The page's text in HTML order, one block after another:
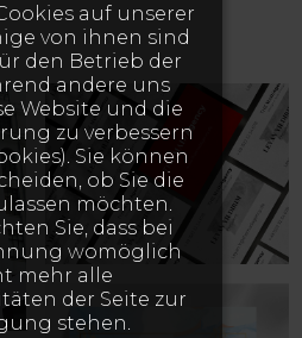
auf unserer
von ihnen sind
den Betrieb der
andere uns
Website und die
zu verbessern
Sie können
ob Sie die
möchten.
Sie, dass bei
womöglich
mehr alle
der Seite zur
stehen.